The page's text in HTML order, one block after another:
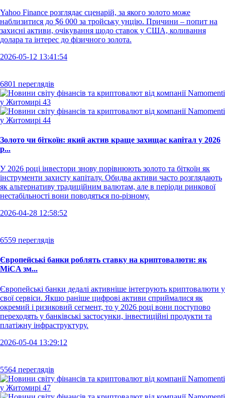
Yahoo Finance розглядає сценарій, за якого золото може
наблизитися до $6 000 за тройську унцію. Причини – попит на
захисні активи, очікування щодо ставок у США, коливання
долара та інтерес до фізичного золота.
2026-05-12 13:41:54
6801 переглядів
Золото чи біткоїн: який актив краще захищає капітал у 2026
р...
У 2026 році інвестори знову порівнюють золото та біткоїн як
інструменти захисту капіталу. Обидва активи часто розглядають
як альтернативу традиційним валютам, але в періоди ринкової
нестабільності вони поводяться по-різному.
2026-04-28 12:58:52
6559 переглядів
Європейські банки роблять ставку на криптовалюти: як
MiCA зм...
Європейські банки дедалі активніше інтегрують криптовалюти у
свої сервіси. Якщо раніше цифрові активи сприймалися як
окремий і ризиковий сегмент, то у 2026 році вони поступово
переходять у банківські застосунки, інвестиційні продукти та
платіжну інфраструктуру.
2026-05-04 13:29:12
5564 переглядів